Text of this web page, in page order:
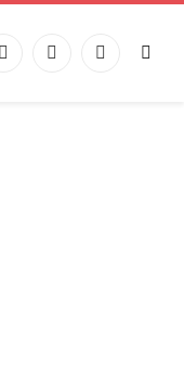
Facebook
X
Instagram